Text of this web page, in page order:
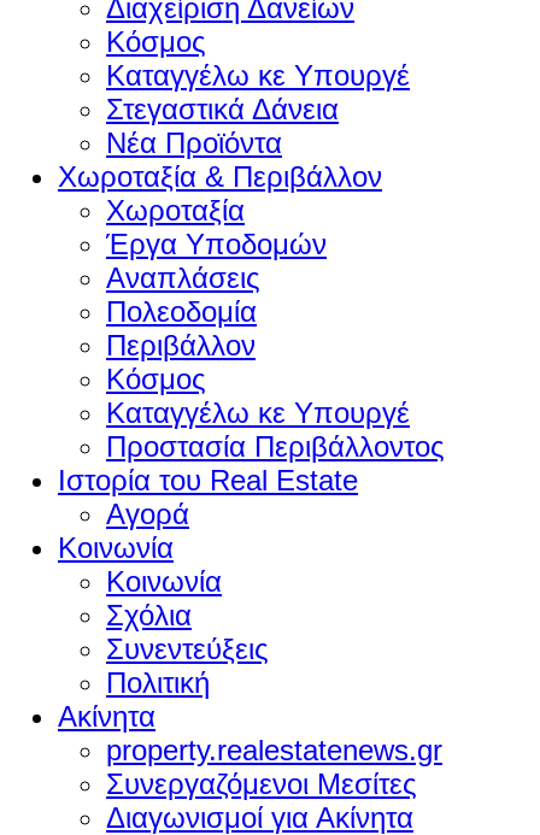
Διαχείριση Δανείων
Κόσμος
Καταγγέλω κε Υπουργέ
Στεγαστικά Δάνεια
Νέα Προϊόντα
Χωροταξία & Περιβάλλον
Χωροταξία
Έργα Υποδομών
Αναπλάσεις
Πολεοδομία
Περιβάλλον
Κόσμος
Καταγγέλω κε Υπουργέ
Προστασία Περιβάλλοντος
Ιστορία του Real Estate
Αγορά
Κοινωνία
Κοινωνία
Σχόλια
Συνεντεύξεις
Πολιτική
Ακίνητα
property.realestatenews.gr
Συνεργαζόμενοι Μεσίτες
Διαγωνισμοί για Ακίνητα